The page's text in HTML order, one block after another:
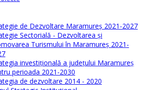
de Dezvoltare Maramureș 2021-2027
Sectorială - Dezvoltarea și
Turismului în Maramureș 2021-
investiţională a județului Maramureș
perioada 2021-2030
de dezvoltare 2014 - 2020